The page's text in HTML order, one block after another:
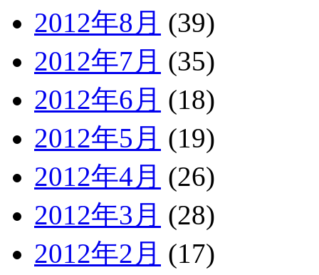
2012年8月 (39)
2012年7月 (35)
2012年6月 (18)
2012年5月 (19)
2012年4月 (26)
2012年3月 (28)
2012年2月 (17)